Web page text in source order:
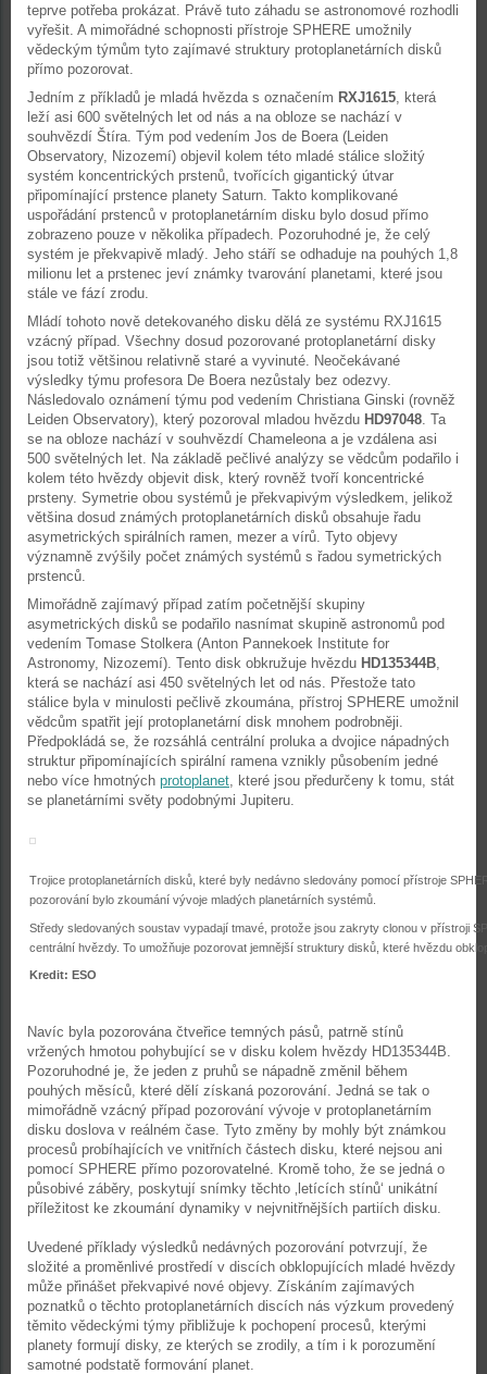
teprve potřeba prokázat. Právě tuto záhadu se astronomové rozhodli
vyřešit. A mimořádné schopnosti přístroje SPHERE umožnily
vědeckým týmům tyto zajímavé struktury protoplanetárních disků
přímo pozorovat.
Jedním z příkladů je mladá hvězda s označením RXJ1615, která
leží asi 600 světelných let od nás a na obloze se nachází v
souhvězdí Štíra. Tým pod vedením Jos de Boera (Leiden
Observatory, Nizozemí) objevil kolem této mladé stálice složitý
systém koncentrických prstenů, tvořících gigantický útvar
připomínající prstence planety Saturn. Takto komplikované
uspořádání prstenců v protoplanetárním disku bylo dosud přímo
zobrazeno pouze v několika případech. Pozoruhodné je, že celý
systém je překvapivě mladý. Jeho stáří se odhaduje na pouhých 1,8
milionu let a prstenec jeví známky tvarování planetami, které jsou
stále ve fází zrodu.
Mládí tohoto nově detekovaného disku dělá ze systému RXJ1615
vzácný případ. Všechny dosud pozorované protoplanetární disky
jsou totiž většinou relativně staré a vyvinuté. Neočekávané
výsledky týmu profesora De Boera nezůstaly bez odezvy.
Následovalo oznámení týmu pod vedením Christiana Ginski (rovněž
Leiden Observatory), který pozoroval mladou hvězdu HD97048. Ta
se na obloze nachází v souhvězdí Chameleona a je vzdálena asi
500 světelných let. Na základě pečlivé analýzy se vědcům podařilo i
kolem této hvězdy objevit disk, který rovněž tvoří koncentrické
prsteny. Symetrie obou systémů je překvapivým výsledkem, jelikož
většina dosud známých protoplanetárních disků obsahuje řadu
asymetrických spirálních ramen, mezer a vírů. Tyto objevy
významně zvýšily počet známých systémů s řadou symetrických
prstenců.
Mimořádně zajímavý případ zatím početnější skupiny
asymetrických disků se podařilo nasnímat skupině astronomů pod
vedením Tomase Stolkera (Anton Pannekoek Institute for
Astronomy, Nizozemí). Tento disk obkružuje hvězdu HD135344B,
která se nachází asi 450 světelných let od nás. Přestože tato
stálice byla v minulosti pečlivě zkoumána, přístroj SPHERE umožnil
vědcům spatřit její protoplanetární disk mnohem podrobněji.
Předpokládá se, že rozsáhlá centrální proluka a dvojice nápadných
struktur připomínajících spirální ramena vznikly působením jedné
nebo více hmotných protoplanet, které jsou předurčeny k tomu, stát
se planetárními světy podobnými Jupiteru.
Trojice protoplanetárních disků, které byly nedávno sledovány pomocí přístroje
pozorování bylo zkoumání vývoje mladých planetárních systémů.
Středy sledovaných soustav vypadají tmavé, protože jsou zakryty clonou v přístroji
centrální hvězdy. To umožňuje pozorovat jemnější struktury disků, které hvězdu
Kredit: ESO
Navíc byla pozorována čtveřice temných pásů, patrně stínů
vržených hmotou pohybující se v disku kolem hvězdy HD135344B.
Pozoruhodné je, že jeden z pruhů se nápadně změnil během
pouhých měsíců, které dělí získaná pozorování. Jedná se tak o
mimořádně vzácný případ pozorování vývoje v protoplanetárním
disku doslova v reálném čase. Tyto změny by mohly být známkou
procesů probíhajících ve vnitřních částech disku, které nejsou ani
pomocí SPHERE přímo pozorovatelné. Kromě toho, že se jedná o
působivé záběry, poskytují snímky těchto ‚letících stínů‘ unikátní
příležitost ke zkoumání dynamiky v nejvnitřnějších partiích disku.
Uvedené příklady výsledků nedávných pozorování potvrzují, že
složité a proměnlivé prostředí v discích obklopujících mladé hvězdy
může přinášet překvapivé nové objevy. Získáním zajímavých
poznatků o těchto protoplanetárních discích nás výzkum provedený
těmito vědeckými týmy přibližuje k pochopení procesů, kterými
planety formují disky, ze kterých se zrodily, a tím i k porozumění
samotné podstatě formování planet.